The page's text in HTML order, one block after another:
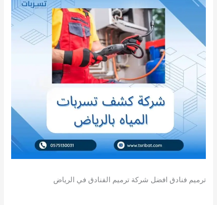
ترميم فنادق افضل شركة ترميم الفنادق في الرياض